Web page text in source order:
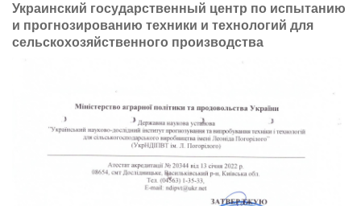
Украинский государственный центр по испытанию
и прогнозированию техники и технологий для
сельскохозяйственного производства